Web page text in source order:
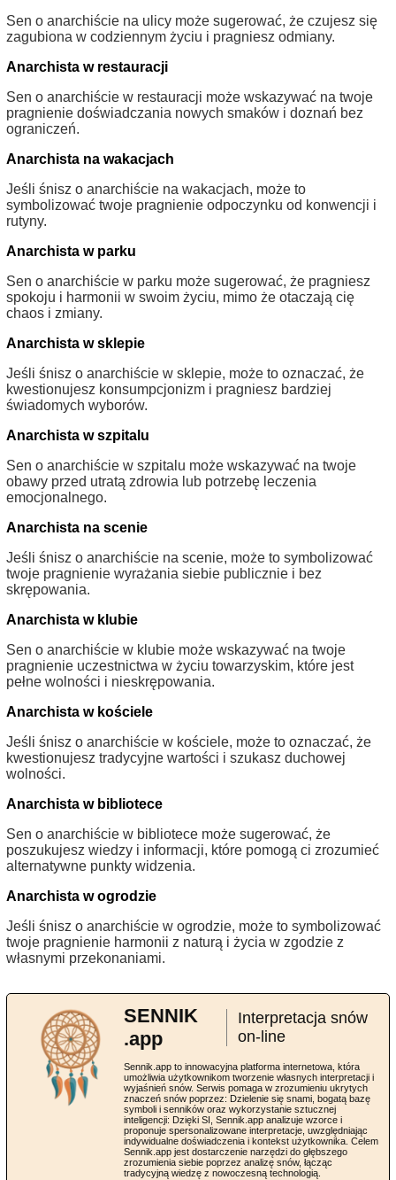
Sen o anarchiście na ulicy może sugerować, że czujesz się
zagubiona w codziennym życiu i pragniesz odmiany.
Anarchista w restauracji
Sen o anarchiście w restauracji może wskazywać na twoje
pragnienie doświadczania nowych smaków i doznań bez
ograniczeń.
Anarchista na wakacjach
Jeśli śnisz o anarchiście na wakacjach, może to
symbolizować twoje pragnienie odpoczynku od konwencji i
rutyny.
Anarchista w parku
Sen o anarchiście w parku może sugerować, że pragniesz
spokoju i harmonii w swoim życiu, mimo że otaczają cię
chaos i zmiany.
Anarchista w sklepie
Jeśli śnisz o anarchiście w sklepie, może to oznaczać, że
kwestionujesz konsumpcjonizm i pragniesz bardziej
świadomych wyborów.
Anarchista w szpitalu
Sen o anarchiście w szpitalu może wskazywać na twoje
obawy przed utratą zdrowia lub potrzebę leczenia
emocjonalnego.
Anarchista na scenie
Jeśli śnisz o anarchiście na scenie, może to symbolizować
twoje pragnienie wyrażania siebie publicznie i bez
skrępowania.
Anarchista w klubie
Sen o anarchiście w klubie może wskazywać na twoje
pragnienie uczestnictwa w życiu towarzyskim, które jest
pełne wolności i nieskrępowania.
Anarchista w kościele
Jeśli śnisz o anarchiście w kościele, może to oznaczać, że
kwestionujesz tradycyjne wartości i szukasz duchowej
wolności.
Anarchista w bibliotece
Sen o anarchiście w bibliotece może sugerować, że
poszukujesz wiedzy i informacji, które pomogą ci zrozumieć
alternatywne punkty widzenia.
Anarchista w ogrodzie
Jeśli śnisz o anarchiście w ogrodzie, może to symbolizować
twoje pragnienie harmonii z naturą i życia w zgodzie z
własnymi przekonaniami.
SENNIK
.app
Interpretacja snów
on-line
Sennik.app to innowacyjna platforma internetowa, która
umożliwia użytkownikom tworzenie własnych interpretacji i
wyjaśnień snów. Serwis pomaga w zrozumieniu ukrytych
znaczeń snów poprzez: Dzielenie się snami, bogatą bazę
symboli i senników oraz wykorzystanie sztucznej
inteligencji: Dzięki SI, Sennik.app analizuje wzorce i
proponuje spersonalizowane interpretacje, uwzględniając
indywidualne doświadczenia i kontekst użytkownika. Celem
Sennik.app jest dostarczenie narzędzi do głębszego
zrozumienia siebie poprzez analizę snów, łącząc
tradycyjną wiedzę z nowoczesną technologią.